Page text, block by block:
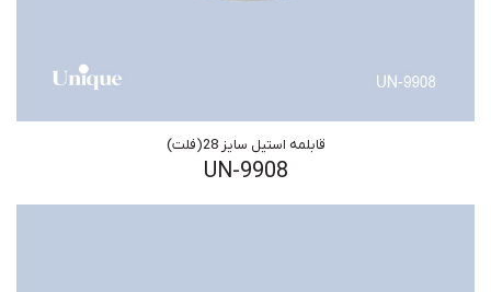
قابلمه استیل سایز 28(فلت)
UN-9908